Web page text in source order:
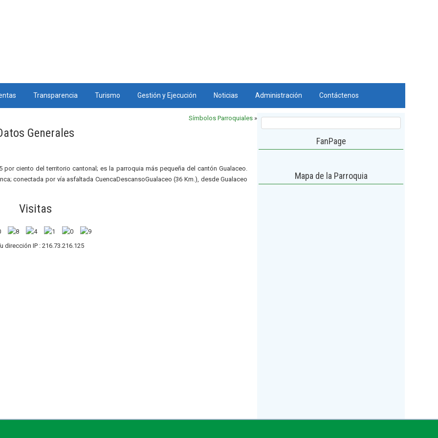
Transparencia Turismo Gestión y Ejecución Noticias Administración Contáctenos
Símbolos Parroquiales »
Generales
por ciento del territorio cantonal; es la parroquia más pequeña del cantón Gualaceo.
conectada por vía asfaltada CuencaDescansoGualaceo (36 Km.), desde Gualaceo
Visitas
dirección IP : 216.73.216.125
FanPage
Mapa de la Parroquia